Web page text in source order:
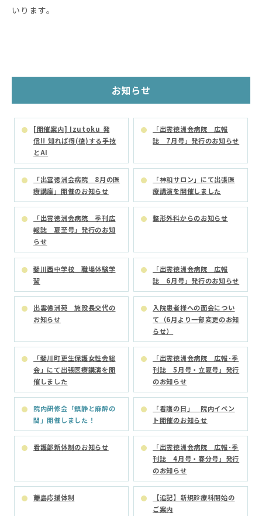
いります。
お知らせ
[開催案内] Izutoku 発
信!! 知れば得(徳)する手技
とAI
「出雲徳洲会病院 広報
誌 7月号」発行のお知らせ
「出雲徳洲会病院 8月の医
療講座」開催のお知らせ
「神和サロン」にて出張医
療講演を開催しました
「出雲徳洲会病院 季刊広
報誌 夏至号」発行のお知
らせ
整形外科からのお知らせ
斐川西中学校 職場体験学
習
「出雲徳洲会病院 広報
誌 6月号」発行のお知らせ
出雲徳洲苑 施設長交代の
お知らせ
入院患者様への面会につい
て（6月より一部変更のお知
らせ）
「斐川町更生保護女性会総
会」にて出張医療講演を開
催しました
「出雲徳洲会病院 広報･季
刊誌 5月号・立夏号」発行
のお知らせ
院内研修会「鎮静と麻酔の
間」開催しました！
「看護の日」 院内イベン
ト開催のお知らせ
看護部新体制のお知らせ
「出雲徳洲会病院 広報･季
刊誌 4月号・春分号」発行
のお知らせ
離島応援体制
【追記】新規診療科開始の
ご案内